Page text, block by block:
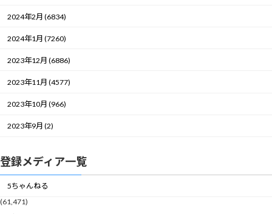
2024年2月 (6834)
2024年1月 (7260)
2023年12月 (6886)
2023年11月 (4577)
2023年10月 (966)
2023年9月 (2)
登録メディア一覧
5ちゃんねる
(61,471)